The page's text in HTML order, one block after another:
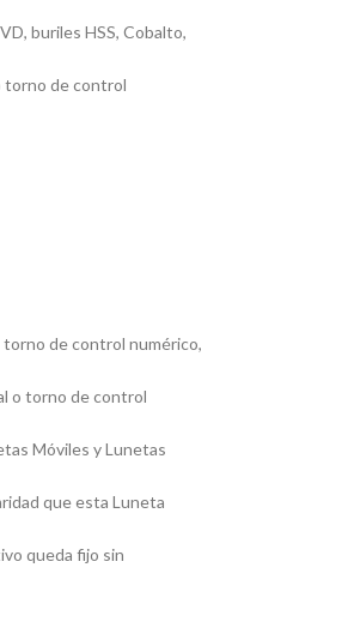
buriles HSS, Cobalto,
torno de control
de control numérico,
o torno de control
Móviles y Lunetas
que esta Luneta
queda fijo sin